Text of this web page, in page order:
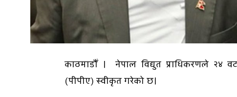
काठमाडौँ । नेपाल विद्युत प्राधिकरणले २४
(पीपीए) स्वीकृत गरेको छ।